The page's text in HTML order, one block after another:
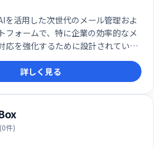
活用した次世代のメール管理およ
フォームで、特に企業の効率的なメ
応を強化するために設計されていま
は、AIによるメールの分類、返信提
分析を統合し、受信トレイ管理の生
させます。
詳しく見る
(0件)